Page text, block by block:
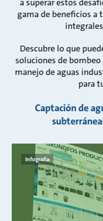
a superar estos
gama de beneficios a
Descubre lo que
soluciones de
manejo de aguas
para
Captación de
Infografía